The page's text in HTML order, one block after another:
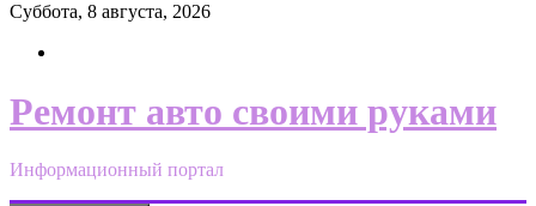
Суббота, 8 августа, 2026
Ремонт авто своими руками
Информационный портал